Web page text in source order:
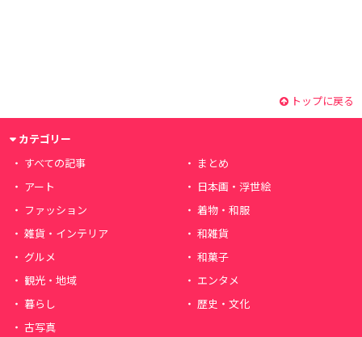
トップに戻る
カテゴリー
すべての記事
まとめ
アート
日本画・浮世絵
ファッション
着物・和服
雑貨・インテリア
和雑貨
グルメ
和菓子
観光・地域
エンタメ
暮らし
歴史・文化
古写真